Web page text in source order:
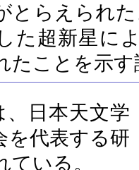
とらえられ
た超新星に
たことを示
日本天文学
を代表する研
いる。